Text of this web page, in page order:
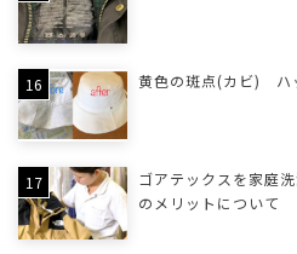
黄色の斑点(カビ) ハ
ゴアテックスを家庭
のメリットについて